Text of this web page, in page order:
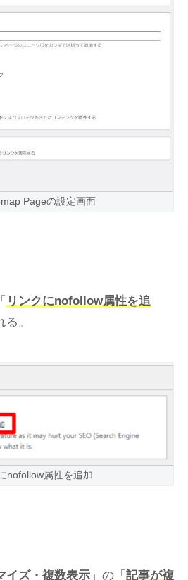
Pageの設定画面
リンクにnofollow属性を追
。
nofollow属性を追加
イズ・複数表示 」の「 記事が複